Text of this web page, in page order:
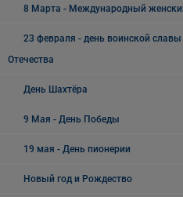
8 Марта - Международный
23 февраля - день воинской
Отечества
День Шахтёра
9 Мая - День Победы
19 мая - День пионерии
Новый год и Рождество